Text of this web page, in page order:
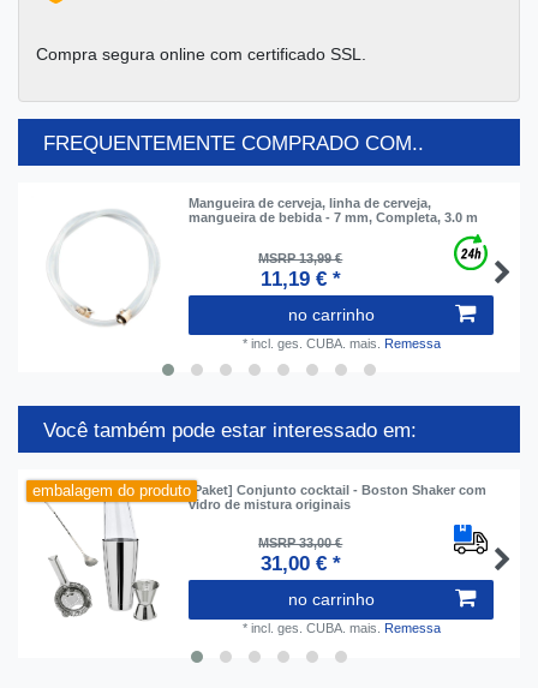
Compra segura online com certificado SSL.
FREQUENTEMENTE COMPRADO COM..
Mangueira de cerveja, linha de cerveja,
mangueira de bebida - 7 mm, Completa, 3.0 m
MSRP 13,99 €
11,19 € *
no carrinho
* incl. ges. CUBA. mais. Remessa
Você também pode estar interessado em:
embalagem do produto[Paket] Conjunto cocktail - Boston Shaker com
vidro de mistura originais
MSRP 33,00 €
31,00 € *
no carrinho
* incl. ges. CUBA. mais. Remessa